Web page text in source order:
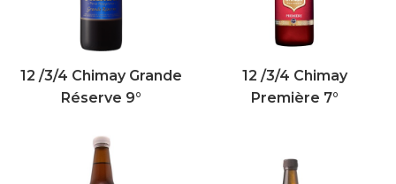
12 /3/4 Chimay Grande
Réserve 9°
12 /3/4 Chimay
Première 7°